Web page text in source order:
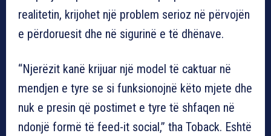
realitetin, krijohet një problem serioz në përvojën
e përdoruesit dhe në sigurinë e të dhënave.
“Njerëzit kanë krijuar një model të caktuar në
mendjen e tyre se si funksionojnë këto mjete dhe
nuk e presin që postimet e tyre të shfaqen në
ndonjë formë të feed-it social,” tha Toback. Eshtë